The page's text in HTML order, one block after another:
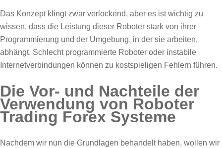
Das Konzept klingt zwar verlockend, aber es ist wichtig zu
wissen, dass die Leistung dieser Roboter stark von ihrer
Programmierung und der Umgebung, in der sie arbeiten,
abhängt. Schlecht programmierte Roboter oder instabile
Internetverbindungen können zu kostspieligen Fehlern führen.
Die Vor- und Nachteile der
Verwendung von Roboter
Trading Forex Systeme
Nachdem wir nun die Grundlagen behandelt haben, wollen wir